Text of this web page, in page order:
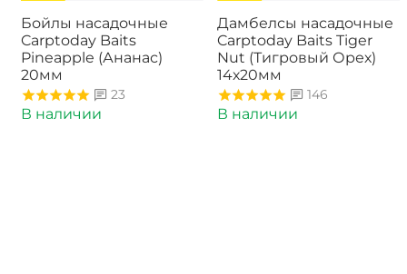
Бойлы насадочные
Carptoday Baits
Pineapple (Ананас)
20мм
23
В наличии
Дамбелсы насадочные
Carptoday Baits Tiger
Nut (Тигровый Орех)
14х20мм
146
В наличии